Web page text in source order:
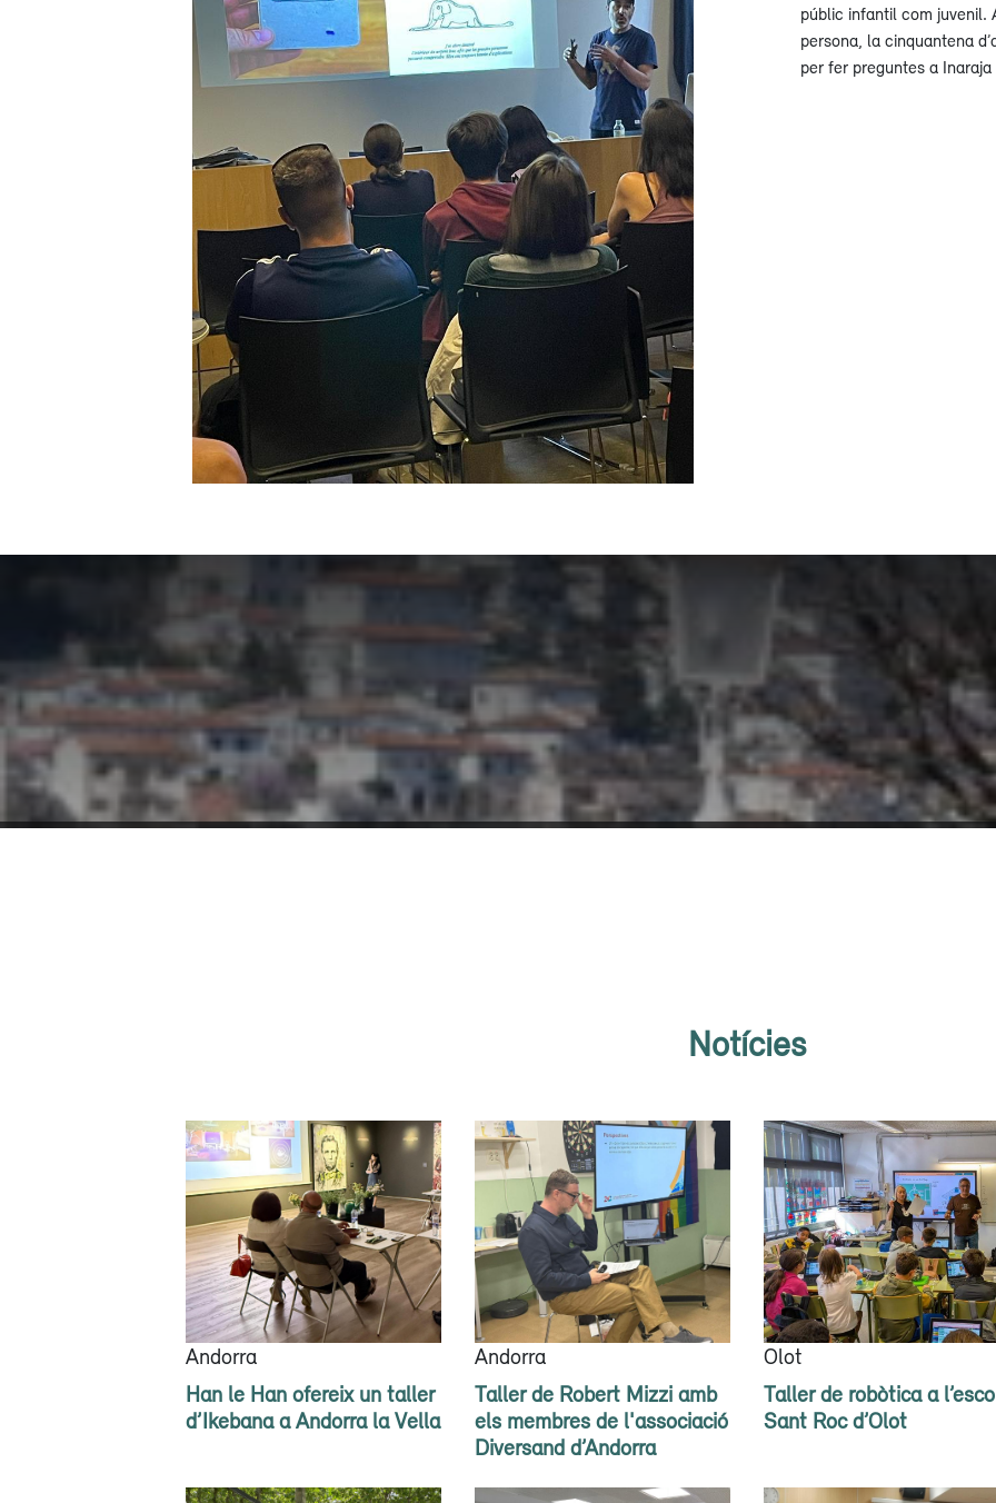
públic infantil com juvenil.
persona, la cinquantena
per fer preguntes a
Notícies
Andorra
Han le Han ofereix un taller
d’Ikebana a Andorra la Vella
Andorra
Taller de Robert Mizzi amb
els membres de l'associació
Diversand d’Andorra
Olot
Taller de robòtica a
Sant Roc d’Olot